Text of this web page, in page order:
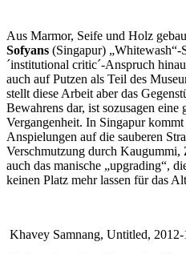
Aus Marmor, Seife und Holz
Sofyans (Singapur) „Whitewash“-
´institutional critic´-Anspruch
auch auf Putzen als Teil des
stellt diese Arbeit aber das
Bewahrens dar, ist sozusagen
Vergangenheit. In Singapur
Anspielungen auf die sauberen
Verschmutzung durch Kaugummi,
auch das manische „upgrading“,
keinen Platz mehr lassen für das
Khavey Samnang, Untitled, 2012-